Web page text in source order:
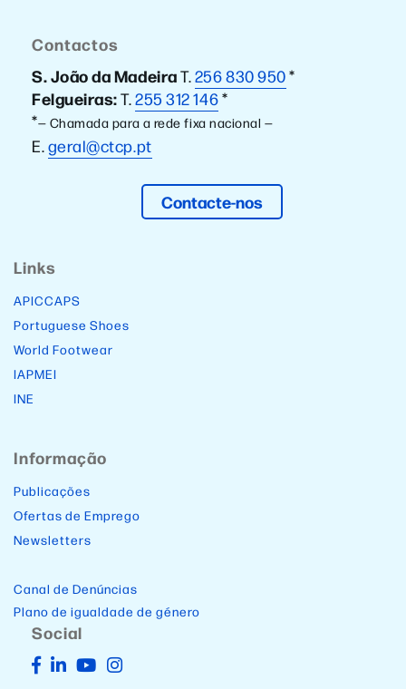
Contactos
S. João da MadeiraT.256 830 950*
Felgueiras:T.255 312 146*
*— Chamada para a rede fixa nacional —
E.geral@ctcp.pt
Contacte-nos
Links
APICCAPS
Portuguese Shoes
World Footwear
IAPMEI
INE
Informação
Publicações
Ofertas de Emprego
Newsletters
Canal de Denúncias
Plano de igualdade de género
Social